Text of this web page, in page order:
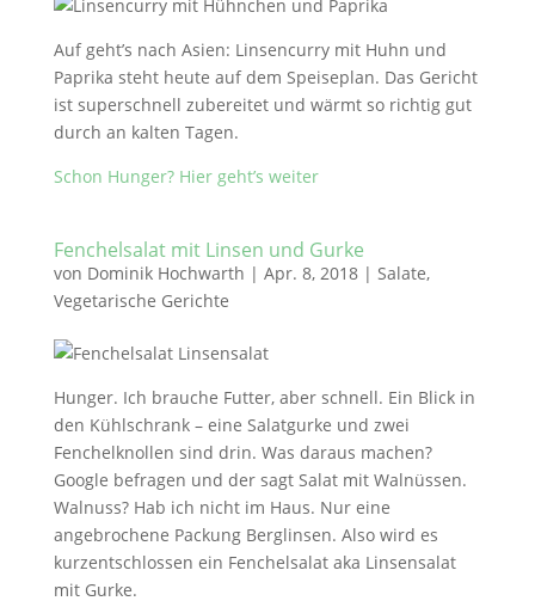
Auf geht’s nach Asien: Linsencurry mit Huhn und
Paprika steht heute auf dem Speiseplan. Das Gericht
ist superschnell zubereitet und wärmt so richtig gut
durch an kalten Tagen.
Schon Hunger? Hier geht’s weiter
Fenchelsalat mit Linsen und Gurke
von Dominik Hochwarth | Apr. 8, 2018| Salate,
Vegetarische Gerichte
Hunger. Ich brauche Futter, aber schnell. Ein Blick in
den Kühlschrank – eine Salatgurke und zwei
Fenchelknollen sind drin. Was daraus machen?
Google befragen und der sagt Salat mit Walnüssen.
Walnuss? Hab ich nicht im Haus. Nur eine
angebrochene Packung Berglinsen. Also wird es
kurzentschlossen ein Fenchelsalat aka Linsensalat
mit Gurke.